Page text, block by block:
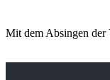
Mit dem Absingen der